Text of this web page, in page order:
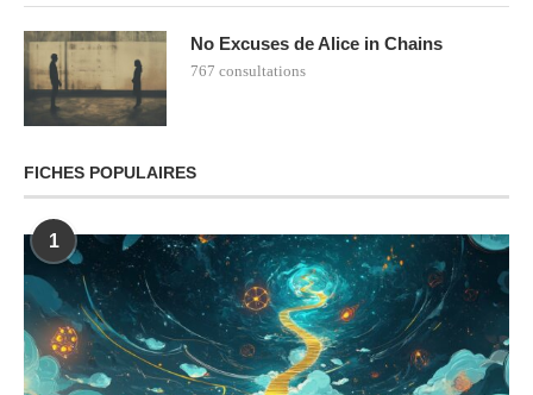
No Excuses de Alice in Chains
767 consultations
FICHES POPULAIRES
1